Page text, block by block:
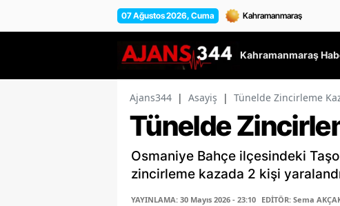
07 Ağustos 2026, Cuma
Kahramanmaraş
Ajans344 | Asayiş | Tünelde Zincirleme
Tünelde
Osmaniye Bahçe ilçesindeki
zincirleme kazada 2 kişi
YAYINLAMA: 30 Mayıs 2026 - 23:10 EDİTÖR: Sema